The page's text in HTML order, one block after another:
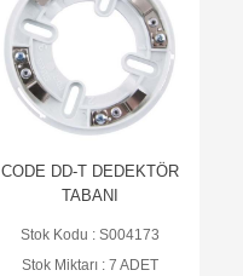
CODE DD-T DEDEKTÖR
TABANI
Stok Kodu : S004173
Stok Miktarı : 7 ADET